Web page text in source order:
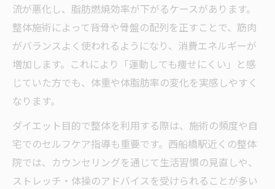
流が悪化し、脂肪燃焼効率が下がるケースがあります。
整体施術によって背骨や骨盤の配列を正すことで、筋肉
がバランスよく使われるようになり、消費エネルギーが
増加します。これにより「運動しても痩せにくい」と感
じていた方でも、体重や体脂肪率の変化を実感しやすく
なります。
ダイエット目的で整体を利用する際は、施術の頻度や自
宅でのセルフケア指導も重要です。西船橋駅近くの整体
院では、カウンセリングを通じて生活習慣の見直しや、
ストレッチ・体操のアドバイスを受けられることが多い